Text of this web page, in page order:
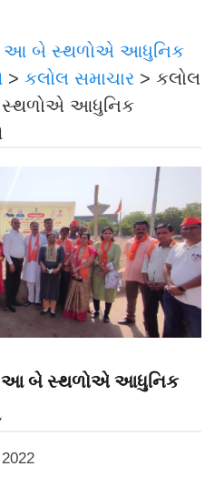
આ બે સ્થળોએ આધુનિક
> કલોલ સમાચાર > કલોલ
સ્થળોએ આધુનિક
આ બે સ્થળોએ આધુનિક